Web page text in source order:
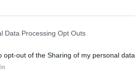
Data Processing Opt Outs
opt-out of the Sharing of my personal data.